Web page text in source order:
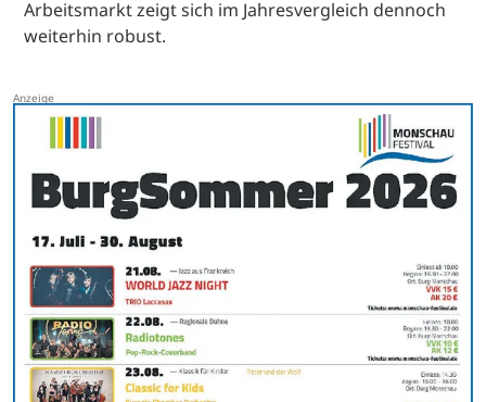
Arbeitsmarkt zeigt sich im Jahresvergleich dennoch
weiterhin robust.